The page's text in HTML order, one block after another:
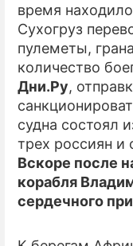
время
Сухогруз
пулеметы,
количество
Дни.Ру,
судна состоял
трех россиян и
Вскоре после
корабля
сердечного